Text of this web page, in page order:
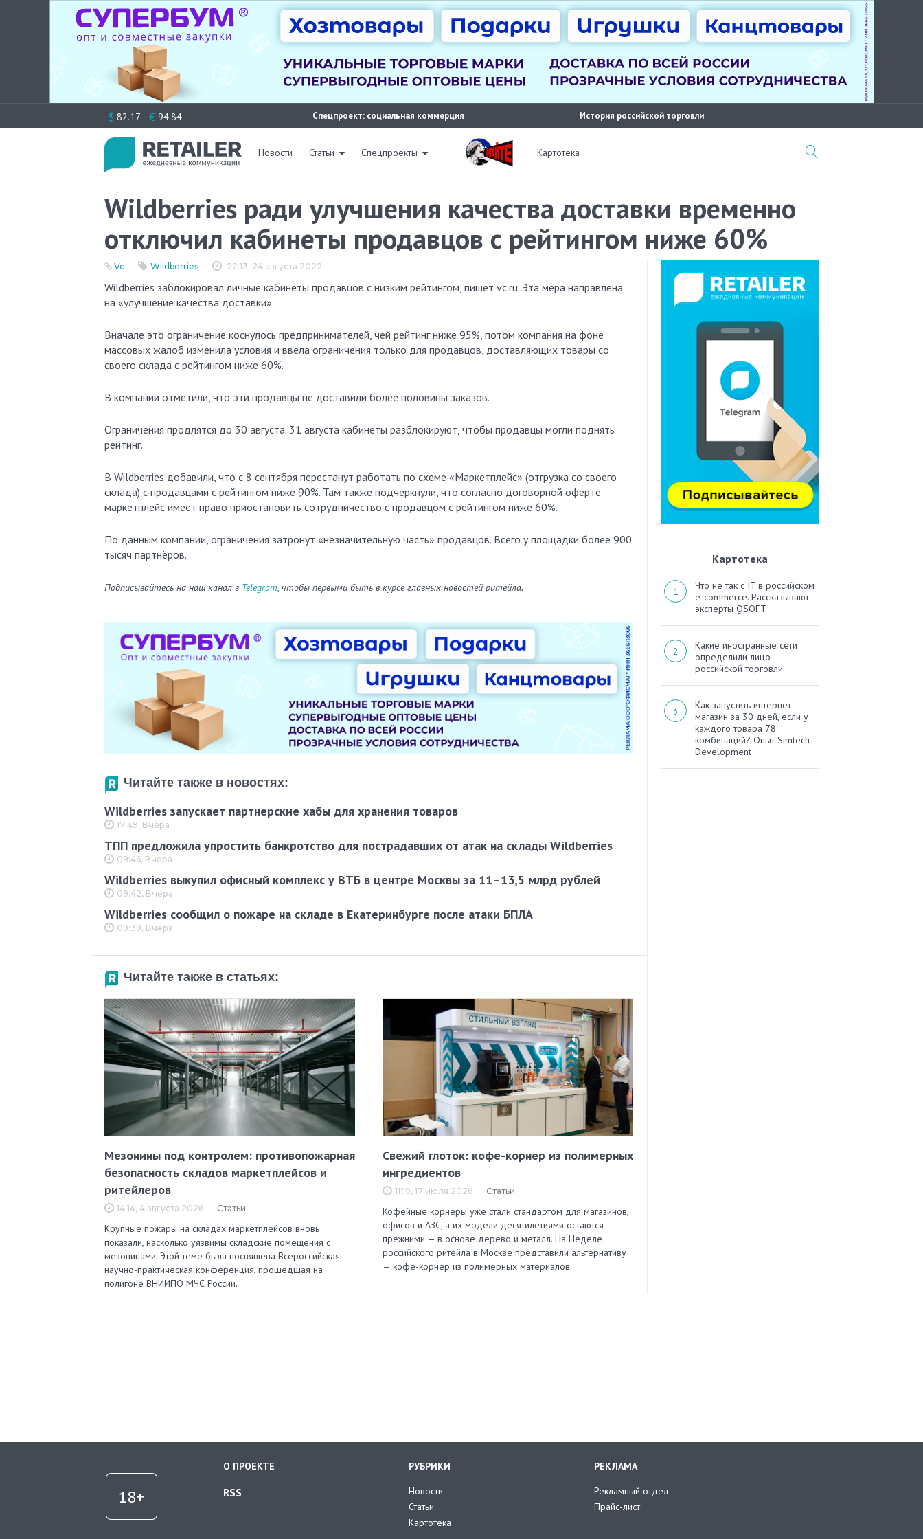
к
$ 82.17 € 94.84 Спецпроект: социальная коммерция История российской торговли
Новости Статьи Спецпроекты Картотека
Wildberries ради улучшения качества доставки временно
отключил кабинеты продавцов с рейтингом ниже 60%
22:13, 24 августа 2022
Vc Wildberries
Wildberries заблокировал личные кабинеты продавцов с низким рейтингом, пишет vc.ru. Эта мера направлена
на «улучшение качества доставки».
Вначале это ограничение коснулось предпринимателей, чей рейтинг ниже 95%, потом компания на фоне
массовых жалоб изменила условия и ввела ограничения только для продавцов, доставляющих товары со
своего склада с рейтингом ниже 60%.
В компании отметили, что эти продавцы не доставили более половины заказов.
Ограничения продлятся до 30 августа. 31 августа кабинеты разблокируют, чтобы продавцы могли поднять
рейтинг.
В Wildberries добавили, что с 8 сентября перестанут работать по схеме «Маркетплейс» (отгрузка со своего
склада) с продавцами с рейтингом ниже 90%. Там также подчеркнули, что согласно договорной оферте
маркетплейс имеет право приостановить сотрудничество с продавцом с рейтингом ниже 60%.
По данным компании, ограничения затронут «незначительную часть» продавцов. Всего у площадки более 900
тысяч партнёров.
Подписывайтесь на наш канал в Telegram, чтобы первыми быть в курсе главных новостей ритейла.
Читайте также в новостях:
Wildberries запускает партнерские хабы для хранения товаров
17:49, Вчера
ТПП предложила упростить банкротство для пострадавших от атак на склады Wildberries
09:46, Вчера
Wildberries выкупил офисный комплекс у ВТБ в центре Москвы за 11–13,5 млрд рублей
09:42, Вчера
Wildberries сообщил о пожаре на складе в Екатеринбурге после атаки БПЛА
09:39, Вчера
Читайте также в статьях:
Мезонины под контролем: противопожарная
безопасность складов маркетплейсов и
ритейлеров
14:14, 4 августа 2026 Статьи
Крупные пожары на складах маркетплейсов вновь
показали, насколько уязвимы складские помещения с
мезонинами. Этой теме была посвящена Всероссийская
научно-практическая конференция, прошедшая на
полигоне ВНИИПО МЧС России.
Свежий глоток: кофе-корнер из полимерных
ингредиентов
11:19, 17 июля 2026 Статьи
Кофейные корнеры уже стали стандартом для магазинов,
офисов и АЗС, а их модели десятилетиями остаются
прежними — в основе дерево и металл. На Неделе
российского ритейла в Москве представили альтернативу
— кофе-корнер из полимерных материалов.
Картотека
Что не так с IT в российском
e-commerce. Рассказывают
эксперты QSOFT
Какие иностранные сети
определили лицо
российской торговли
Как запустить интернет-
магазин за 30 дней, если у
каждого товара 78
комбинаций? Опыт Simtech
Development
О ПРОЕКТЕ
RSS
РУБРИКИ
Новости
Статьи
Картотека
РЕКЛАМА
Рекламный отдел
Прайс-лист